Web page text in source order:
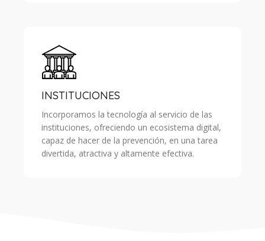
INSTITUCIONES
Incorporamos la tecnología al servicio de las
instituciones, ofreciendo un ecosistema digital,
capaz de hacer de la prevención, en una tarea
divertida, atractiva y altamente efectiva.